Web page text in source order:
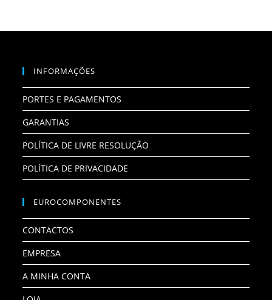
INFORMAÇÕES
PORTES E PAGAMENTOS
GARANTIAS
POLÍTICA DE LIVRE RESOLUÇÃO
POLÍTICA DE PRIVACIDADE
EUROCOMPONENTES
CONTACTOS
EMPRESA
A MINHA CONTA